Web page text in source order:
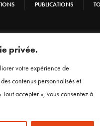
privée.
votre expérience de
contenus personnalisés et
accepter », vous consentez à
PUBLICATIONS